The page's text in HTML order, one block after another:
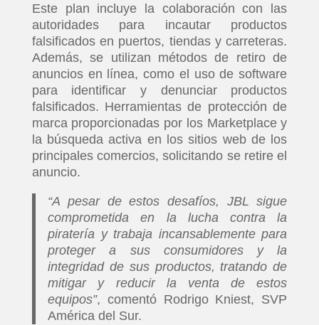
Este plan incluye la colaboración con las
autoridades para incautar productos
falsificados en puertos, tiendas y carreteras.
Además, se utilizan métodos de retiro de
anuncios en línea, como el uso de software
para identificar y denunciar productos
falsificados. Herramientas de protección de
marca proporcionadas por los Marketplace y
la búsqueda activa en los sitios web de los
principales comercios, solicitando se retire el
anuncio.
“A pesar de estos desafíos, JBL sigue
comprometida en la lucha contra la
piratería y trabaja incansablemente para
proteger a sus consumidores y la
integridad de sus productos, tratando de
mitigar y reducir la venta de estos
equipos”, comentó Rodrigo Kniest, SVP
América del Sur.